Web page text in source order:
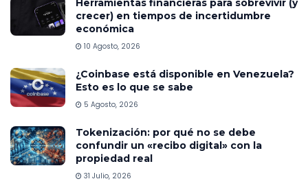
Herramientas financieras para sobrevivir (y
crecer) en tiempos de incertidumbre
económica
10 Agosto, 2026
¿Coinbase está disponible en Venezuela?
Esto es lo que se sabe
5 Agosto, 2026
Tokenización: por qué no se debe
confundir un «recibo digital» con la
propiedad real
31 Julio, 2026